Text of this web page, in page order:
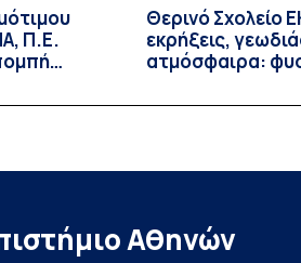
Π.Ε.
Θερινό Σχολείο
εκρήξεις,
ατμόσφαιρα:
βιολογικές
Αθηνών